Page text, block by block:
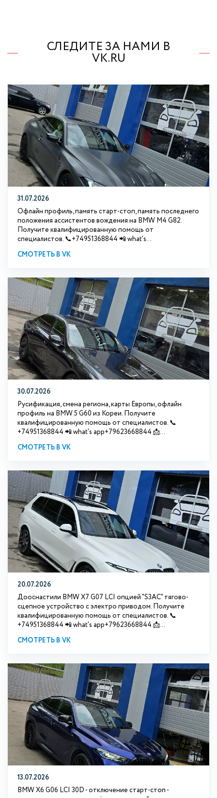
СЛЕДИТЕ ЗА НАМИ В
VK.RU
31.07.2026
Офлайн профиль, память старт-стоп, память последнего
положения ассистентов вождения на BMW М4 G82.
Получите квалифицированную помощь от
специалистов. 📞+74951368844 📲 what's...
СМОТРЕТЬ В VK
30.07.2026
Русификация, смена региона, карты Европы, офлайн
профиль на BMW 5 G60 из Кореи. Получите
квалифицированную помощь от специалистов. 📞
+74951368844 📲 what's app+79623668844 📩...
СМОТРЕТЬ В VK
20.07.2026
Дооснастили BMW Х7 G07 LCI опцией "S3АС" тягово-
сцепное устройство с электро приводом. Получите
квалифицированную помощь от специалистов. 📞
+74951368844 📲 what's app+79623668844 📩...
СМОТРЕТЬ В VK
13.07.2026
BMW X6 G06 LCI 30D - отключение старт-стоп -